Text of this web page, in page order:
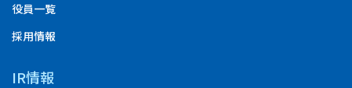
役員一覧
採用情報
IR情報